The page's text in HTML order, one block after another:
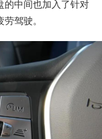
的中间也加入了针对
驾驶。